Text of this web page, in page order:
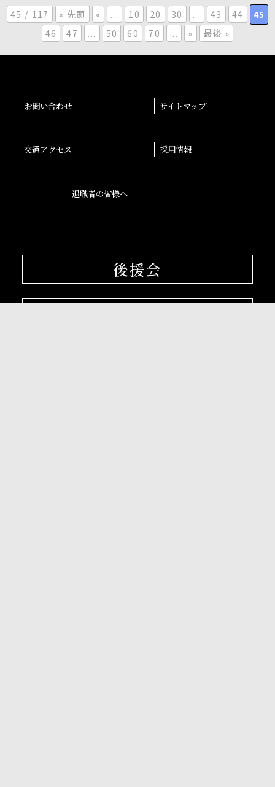
45 / 117 « 先頭 « ... 10 20 30 ... 43 44
45
46
47 ... 50 60 70 ... » 最後 »
お問い合わせ サイトマップ
交通アクセス 採用情報
退職者の皆様へ
後援会